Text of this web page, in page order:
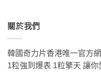
關於我們
韓國奇力片香港唯一官方
1粒強到爆表 1粒擎天 讓你